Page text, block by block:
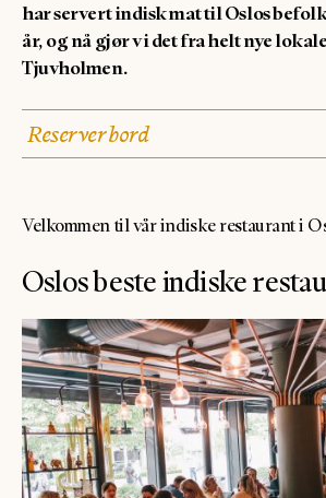
har servert indisk mat til Oslos
år, og nå gjør vi det fra helt nye
Tjuvholmen.
Reserver bord
Velkommen til vår indiske restaurant i
Oslos beste indiske